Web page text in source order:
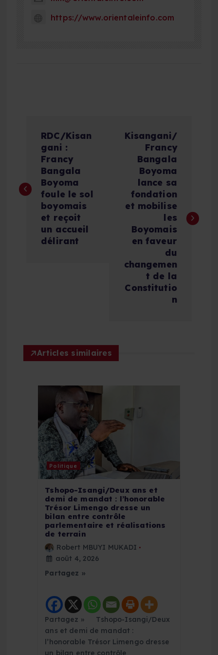
https://www.orientaleinfo.com
i
n
d
RDC/Kisan
gani :
Francy
Bangala
Boyoma
foule le sol
boyomais
et reçoit
un accueil
délirant
Kisangani/
Francy
Bangala
Boyoma
lance sa
fondation
et mobilise
les
Boyomais
en faveur
du
changemen
t de la
Constitutio
n
Articles similaires
Politique
Tshopo-Isangi/Deux ans et
demi de mandat : l’honorable
Trésor Limengo dresse un
bilan entre contrôle
parlementaire et réalisations
de terrain
Robert MBUYI MUKADI
août 4, 2026
Partagez »
Partagez » Tshopo-Isangi/Deux
ans et demi de mandat :
l’honorable Trésor Limengo dresse
un bilan entre contrôle